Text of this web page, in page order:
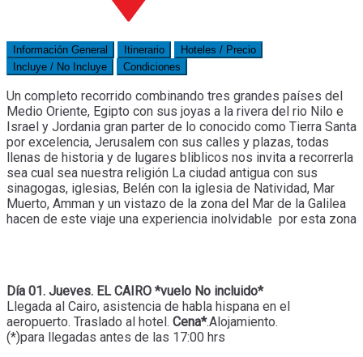
Información General Itinerario
Hoteles / Precio
Incluye / No Incluye
Condiciones
Un completo recorrido combinando tres grandes países del
Medio Oriente, Egipto con sus joyas a la rivera del rio Nilo e
Israel y Jordania gran parter de lo conocido como Tierra Santa
por excelencia, Jerusalem con sus calles y plazas, todas
llenas de historia y de lugares bliblicos nos invita a recorrerla
sea cual sea nuestra religión La ciudad antigua con sus
sinagogas, iglesias, Belén con la iglesia de Natividad, Mar
Muerto, Amman y un vistazo de la zona del Mar de la Galilea
hacen de este viaje una experiencia inolvidable por esta zona
Día 01. Jueves. EL CAIRO *vuelo No incluido*
Llegada al Cairo, asistencia de habla hispana en el
aeropuerto. Traslado al hotel. Cena*.Alojamiento.
(*)para llegadas antes de las 17:00 hrs